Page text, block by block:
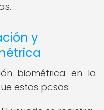
y
biométrica en la
estos pasos: